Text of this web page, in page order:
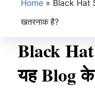
Home » Black Hat
खतरनाक है?
Black
यह Blog के